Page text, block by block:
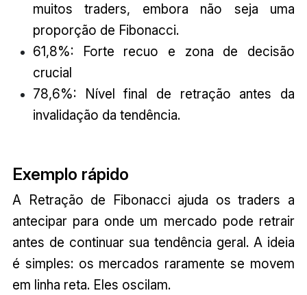
muitos traders, embora não seja uma
proporção de Fibonacci.
61,8%: Forte recuo e zona de decisão
crucial
78,6%: Nível final de retração antes da
invalidação da tendência.
Exemplo rápido
A Retração de Fibonacci ajuda os traders a
antecipar para onde um mercado pode retrair
antes de continuar sua tendência geral. A ideia
é simples: os mercados raramente se movem
em linha reta. Eles oscilam.